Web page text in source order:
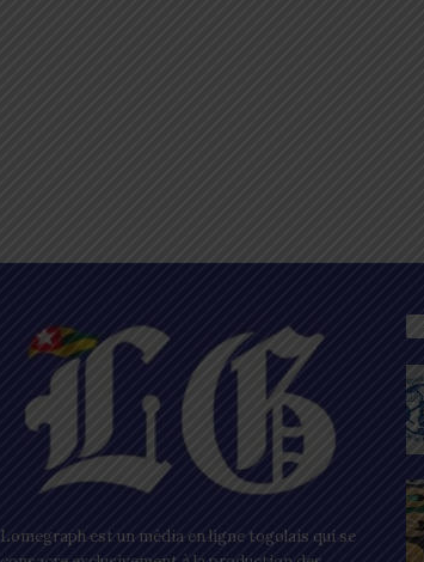
Lomegraph est un média en ligne togolais qui se